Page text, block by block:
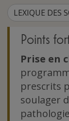
LEXIQUE DES
Points
Prise en
prescrits
soulager